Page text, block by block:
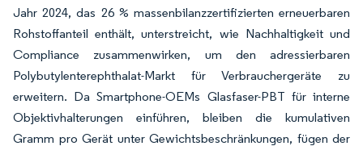
Jahr 2024, das 26 % massenbilanzzertifizierten erneuerbaren
Rohstoffanteil enthält, unterstreicht, wie Nachhaltigkeit und
Compliance zusammenwirken, um den adressierbaren
Polybutylenterephthalat-Markt für Verbrauchergeräte zu
erweitern. Da Smartphone-OEMs Glasfaser-PBT für interne
Objektivhalterungen einführen, bleiben die kumulativen
Gramm pro Gerät unter Gewichtsbeschränkungen, fügen der